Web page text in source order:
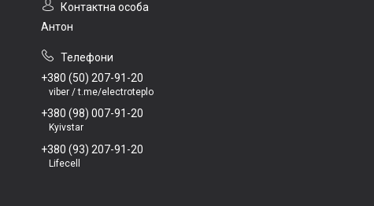
Антон
+380 (50) 207-91-20
viber / t.me/electroteplo
+380 (98) 007-91-20
Kyivstar
+380 (93) 207-91-20
Lifecell